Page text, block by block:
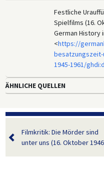
Festliche
Spielfilms (16.
German History
<https://
1945-1961/
ÄHNLICHE QUELLEN
Filmkritik: Die Mörder sind
unter uns (16. Oktober